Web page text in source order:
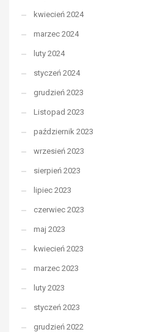
kwiecień 2024
marzec 2024
luty 2024
styczeń 2024
grudzień 2023
Listopad 2023
październik 2023
wrzesień 2023
sierpień 2023
lipiec 2023
czerwiec 2023
maj 2023
kwiecień 2023
marzec 2023
luty 2023
styczeń 2023
grudzień 2022